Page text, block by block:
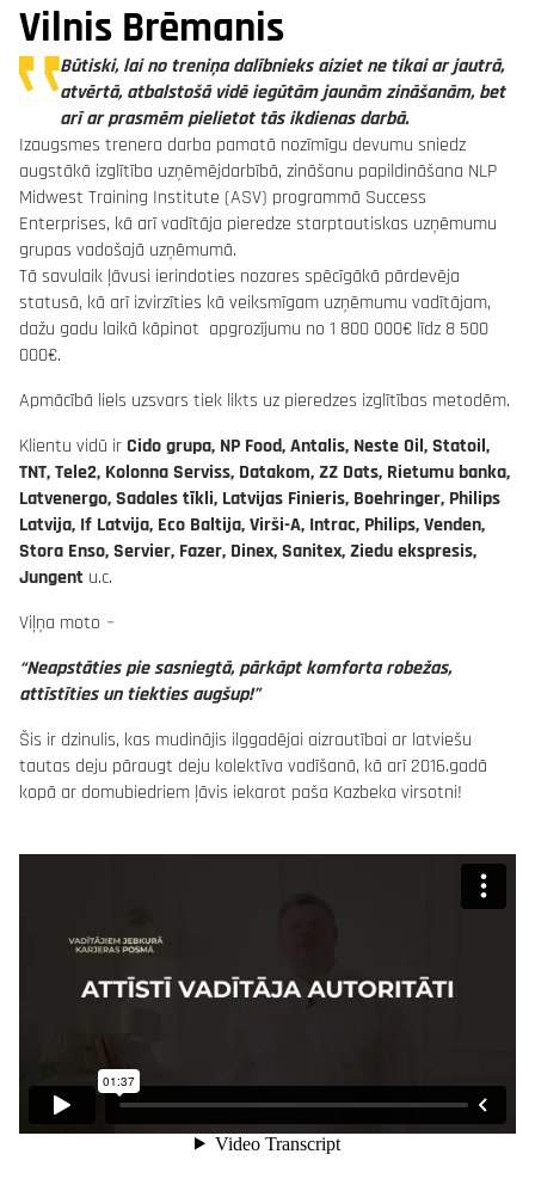
Vilnis Brēmanis
Izaugsmes trenera darba pamatā nozīmīgu devumu sniedz
augstākā izglītība uzņēmējdarbībā, zināšanu papildināšana NLP
Midwest Training Institute (ASV) programmā Success
Enterprises, kā arī vadītāja pieredze starptautiskas uzņēmumu
grupas vadošajā uzņēmumā.
Būtiski, lai no treniņa dalībnieks aiziet ne tikai ar jautrā,
atvērtā, atbalstošā vidē iegūtām jaunām zināšanām, bet
arī ar prasmēm pielietot tās ikdienas darbā.
Tā savulaik ļāvusi ierindoties nozares spēcīgākā pārdevēja
statusā, kā arī izvirzīties kā veiksmīgam uzņēmumu vadītājam,
dažu gadu laikā kāpinot apgrozījumu no 1 800 000€ līdz 8 500
000€.
Apmācībā liels uzsvars tiek likts uz pieredzes izglītības metodēm.
Klientu vidū irCido grupa, NP Food, Antalis, Neste Oil, Statoil,
TNT, Tele2, Kolonna Serviss, Datakom, ZZ Dats, Rietumu banka,
Latvenergo, Sadales tīkli, Latvijas Finieris, Boehringer, Philips
Latvija, If Latvija, Eco Baltija, Virši-A, Intrac, Philips, Venden,
Stora Enso, Servier, Fazer, Dinex, Sanitex, Ziedu ekspresis,
Jungent u.c.
Viļņa moto –
“Neapstāties pie sasniegtā, pārkāpt komforta robežas,
attīstīties un tiekties augšup!”
Šis ir dzinulis, kas mudinājis ilggadējai aizrautībai ar latviešu
tautas deju pāraugt deju kolektīva vadīšanā, kā arī 2016.gadā
kopā ar domubiedriem ļāvis iekarot paša Kazbeka virsotni!